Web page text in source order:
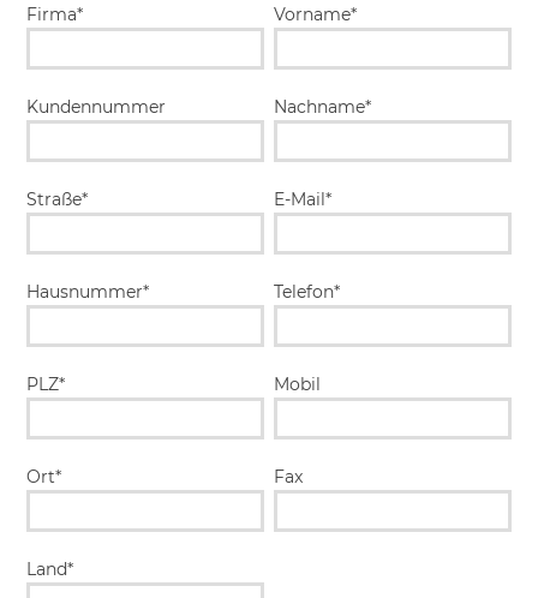
Firma*
Kundennummer
Straße*
Hausnummer*
PLZ*
Ort*
Land*
Vorname*
Nachname*
E-Mail*
Telefon*
Mobil
Fax